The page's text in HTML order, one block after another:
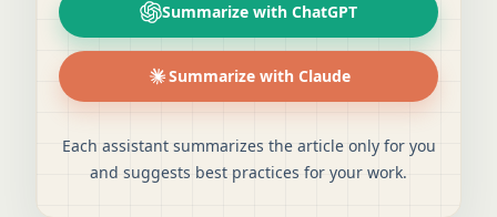
Summarize with ChatGPT
Summarize with Claude
Each assistant summarizes the article only for you
and suggests best practices for your work.